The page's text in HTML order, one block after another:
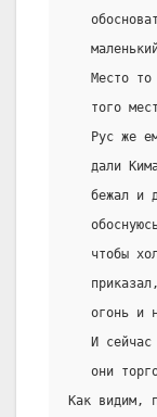
Место то
того
Рус же
дали
бежал и
чтобы
огонь и
И сейчас
они
Как видим,